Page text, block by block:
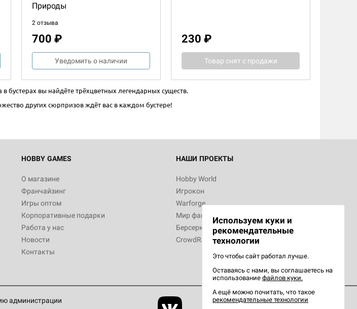
Природы
2 отзыва
700 ₽
Уведомить о наличии
230 ₽
Товар снят с продажи
вы найдёте трёхцветных легендарных существ.
других сюрпризов ждёт вас в каждом бустере!
HOBBY GAMES
О магазине
Франчайзинг
Игры оптом
Корпоративные подарки
Работа у нас
Новости
Контакты
НАШИ ПРОЕКТЫ
Hobby World
Игрокон
Warforge
Мир фантастики
Берсерк
CrowdRepublic
администрации
Используем куки и
рекомендательные
технологии
Это чтобы сайт работал лучше.
Оставаясь с нами, вы соглашаетесь на
использование файлов куки.
А ещё можно почитать, что такое
рекомендательные технологии